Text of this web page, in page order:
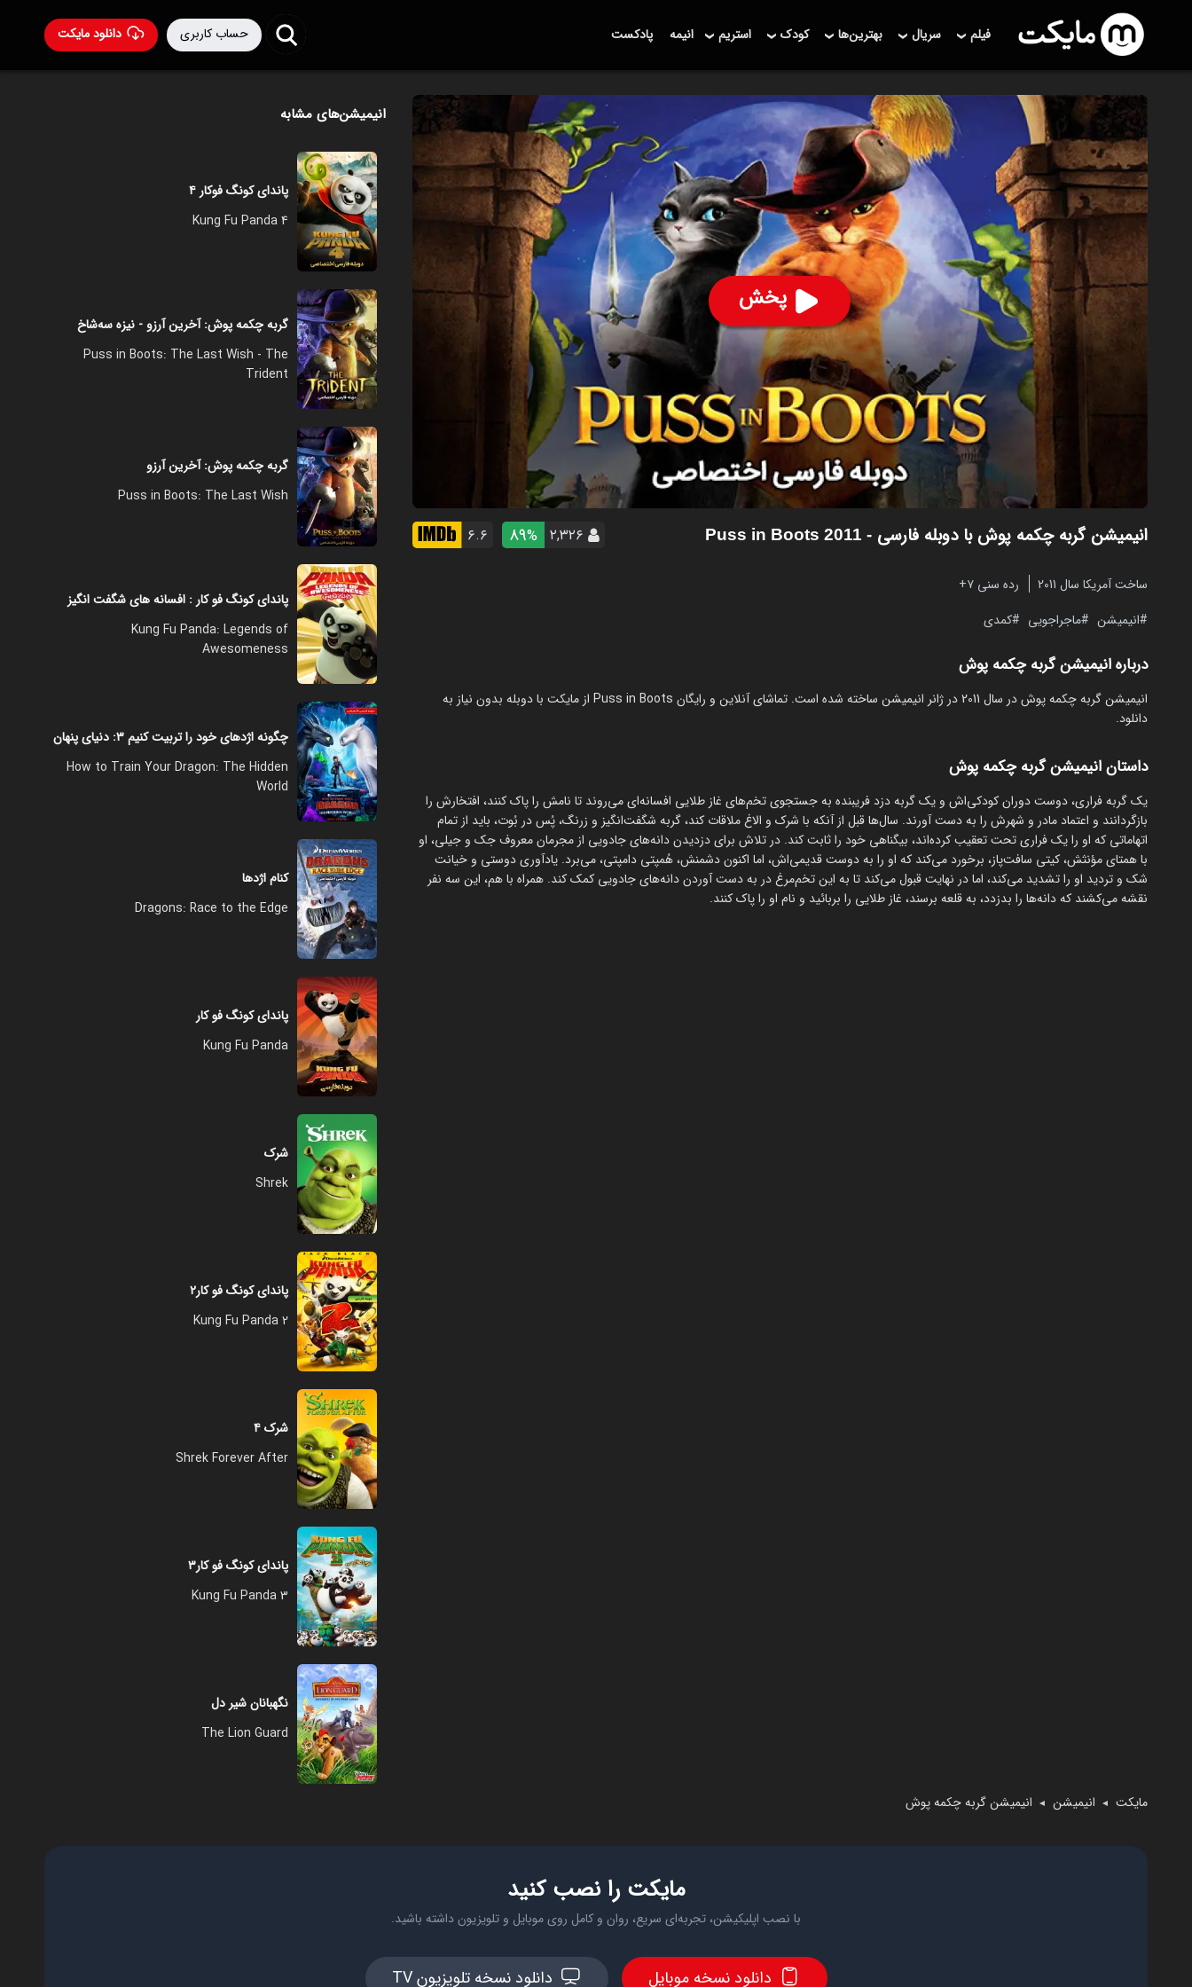
دانلود مایکت حساب کاربری فیلم سریال بهترین‌ها کودک استریم انیمه پادکست
پخش
انیمیشن گربه چکمه پوش با دوبله فارسی - Puss in Boots 2011 ۲,۳۲۶ 89% ۶.۶
ساخت آمریکا سال 2011
رده سنی ۷+
انیمیشن
ماجراجویی کمدی
درباره انیمیشن گربه چکمه پوش
انیمیشن گربه چکمه پوش در سال 2011 در ژانر انیمیشن ساخته شده است. تماشای آنلاین و رایگان Puss in Boots از مایکت با دوبله بدون نیاز به
دانلود.
داستان انیمیشن گربه چکمه پوش
یک گربه فراری، دوست دوران کودکی‌اش و یک گربه دزد فریبنده به جستجوی تخم‌های غاز طلایی افسانه‌ای می‌روند تا نامش را پاک کنند، افتخارش را
بازگردانند و اعتماد مادر و شهرش را به دست آورند. سال‌ها قبل از آنکه با شرک و الاغ ملاقات کند، گربه شگفت‌انگیز و زرنگ، پُس در بُوت، باید از تمام
اتهاماتی که او را یک فراری تحت تعقیب کرده‌اند، بیگناهی خود را ثابت کند. در تلاش برای دزدیدن دانه‌های جادویی از مجرمان معروف جک و جیلی، او
با همتای مؤنثش، کیتی سافت‌پاز، برخورد می‌کند که او را به دوست قدیمی‌اش، اما اکنون دشمنش، هُمپتی دامپتی، می‌برد. یادآوری دوستی و خیانت
شک و تردید او را تشدید می‌کند، اما در نهایت قبول می‌کند تا به این تخم‌مرغ در به دست آوردن دانه‌های جادویی کمک کند. همراه با هم، این سه نفر
نقشه می‌کشند که دانه‌ها را بدزدد، به قلعه برسند، غاز طلایی را بربائید و نام او را پاک کنند.
مایکت ◄ انیمیشن ◄ انیمیشن گربه چکمه پوش
انیمیشن‌های مشابه
پاندای کونگ فوکار ۴
Kung Fu Panda 4
گربه چکمه پوش: آخرین آرزو - نیزه سه‌شاخ
Puss in Boots: The Last Wish - The
Trident
گربه چکمه پوش: آخرین آرزو
Puss in Boots: The Last Wish
پاندای کونگ فو کار : افسانه های شگفت انگیز
Kung Fu Panda: Legends of
Awesomeness
چگونه اژدهای خود را تربیت کنیم ۳: دنیای پنهان
How to Train Your Dragon: The Hidden
World
کنام اژدها
Dragons: Race to the Edge
پاندای کونگ فو کار
Kung Fu Panda
شرک
Shrek
پاندای کونگ فو کار۲
Kung Fu Panda 2
شرک ۴
Shrek Forever After
پاندای کونگ فو کار۳
Kung Fu Panda 3
نگهبانان شیر دل
The Lion Guard
مایکت را نصب کنید
با نصب اپلیکیشن، تجربه‌ای سریع، روان و کامل روی موبایل و تلویزیون داشته باشید.
دانلود نسخه موبایل دانلود نسخه تلویزیون TV